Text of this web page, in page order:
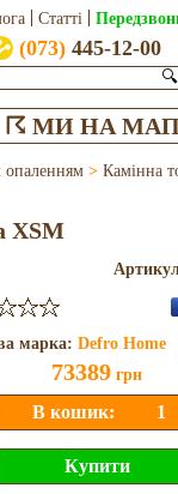
Статті
(073)445-12-00
🔍
☈ МИ НА
опаленням > Камінна
XSM
марка: Defro Home
73389 грн